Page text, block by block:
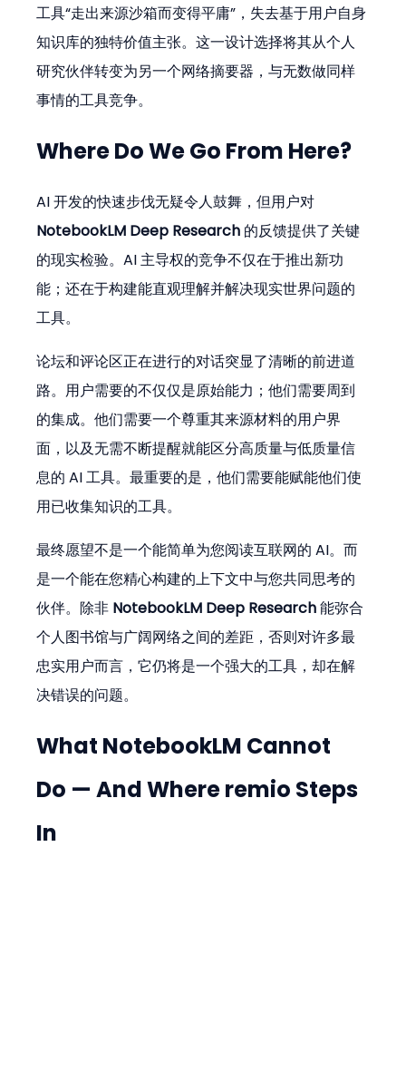
工具“走出来源沙箱而变得平庸”，失去基于用户自身
知识库的独特价值主张。这一设计选择将其从个人
研究伙伴转变为另一个网络摘要器，与无数做同样
事情的工具竞争。
Where Do We Go From Here?
AI 开发的快速步伐无疑令人鼓舞，但用户对
NotebookLM Deep Research 的反馈提供了关键
的现实检验。AI 主导权的竞争不仅在于推出新功
能；还在于构建能直观理解并解决现实世界问题的
工具。
论坛和评论区正在进行的对话突显了清晰的前进道
路。用户需要的不仅仅是原始能力；他们需要周到
的集成。他们需要一个尊重其来源材料的用户界
面，以及无需不断提醒就能区分高质量与低质量信
息的 AI 工具。最重要的是，他们需要能赋能他们使
用已收集知识的工具。
最终愿望不是一个能简单为您阅读互联网的 AI。而
是一个能在您精心构建的上下文中与您共同思考的
伙伴。除非 NotebookLM Deep Research 能弥合
个人图书馆与广阔网络之间的差距，否则对许多最
忠实用户而言，它仍将是一个强大的工具，却在解
决错误的问题。
What NotebookLM Cannot
Do — And Where remio Steps
In